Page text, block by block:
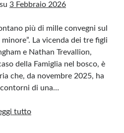
giornalistica, in quanto viene aggiornato
L’autore non è responsabile di quanto
post. Saranno comunque cancellati quelli
o dell’onorabilità di terzi, di genere spam,
non conformi al rispetto delle norme sulla
blog sono tratte da Internet e, pertanto,
blog non è responsabile dei siti collegati
3 Febbraio 2026
più di mille convegni sul
La vicenda dei tre figli
e Nathan Trevallion,
della Famiglia nel bosco, è
che, da novembre 2025, ha
di una…
tuttoFamiglia